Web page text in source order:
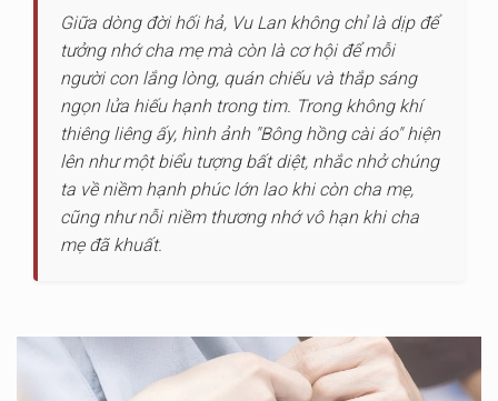
Giữa dòng đời hối hả, Vu Lan không chỉ là dịp để
tưởng nhớ cha mẹ mà còn là cơ hội để mỗi
người con lắng lòng, quán chiếu và thắp sáng
ngọn lửa hiếu hạnh trong tim. Trong không khí
thiêng liêng ấy, hình ảnh "Bông hồng cài áo" hiện
lên như một biểu tượng bất diệt, nhắc nhở chúng
ta về niềm hạnh phúc lớn lao khi còn cha mẹ,
cũng như nỗi niềm thương nhớ vô hạn khi cha
mẹ đã khuất.